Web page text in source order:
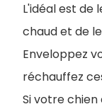
L'idéal est de
chaud et de
Enveloppez
réchauffez
Si votre chien